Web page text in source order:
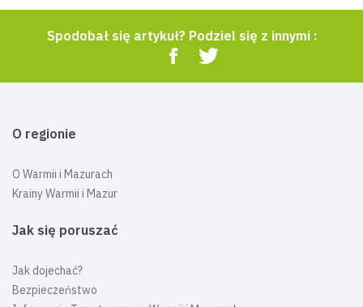
Spodobał się artykuł? Podziel się z innymi :
O regionie
O Warmii i Mazurach
Krainy Warmii i Mazur
Jak się poruszać
Jak dojechać?
Bezpieczeństwo